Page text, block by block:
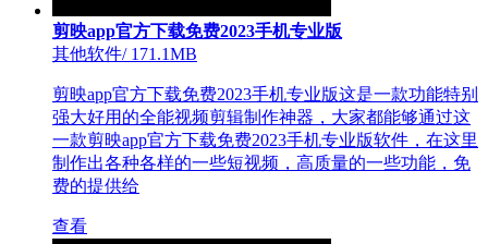
剪映app官方下载免费2023手机专业版
其他软件/171.1MB
剪映app官方下载免费2023手机专业版这是一款功能特别
强大好用的全能视频剪辑制作神器，大家都能够通过这
一款剪映app官方下载免费2023手机专业版软件，在这里
制作出各种各样的一些短视频，高质量的一些功能，免
费的提供给
查看